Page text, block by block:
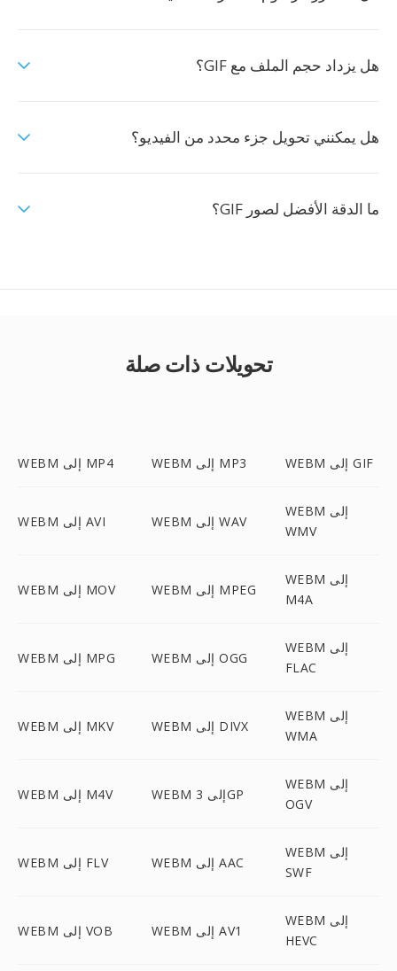
هل يزداد حجم الملف مع GIF؟
هل يمكنني تحويل جزء محدد من الفيديو؟
ما الدقة الأفضل لصور GIF؟
تحويلات ذات صلة
WEBM إلى MP4 WEBM إلى MP3 WEBM إلى GIF
WEBM إلى AVI WEBM إلى WAV
WEBM إلى
WMV
WEBM إلى MOV WEBM إلى MPEG
WEBM إلى
M4A
WEBM إلى MPG WEBM إلى OGG
WEBM إلى
FLAC
WEBM إلى MKV WEBM إلى DIVX
WEBM إلى
WMA
WEBM إلى M4V WEBM إلى 3GP
WEBM إلى
OGV
WEBM إلى FLV WEBM إلى AAC
WEBM إلى
SWF
WEBM إلى VOB WEBM إلى AV1
WEBM إلى
HEVC